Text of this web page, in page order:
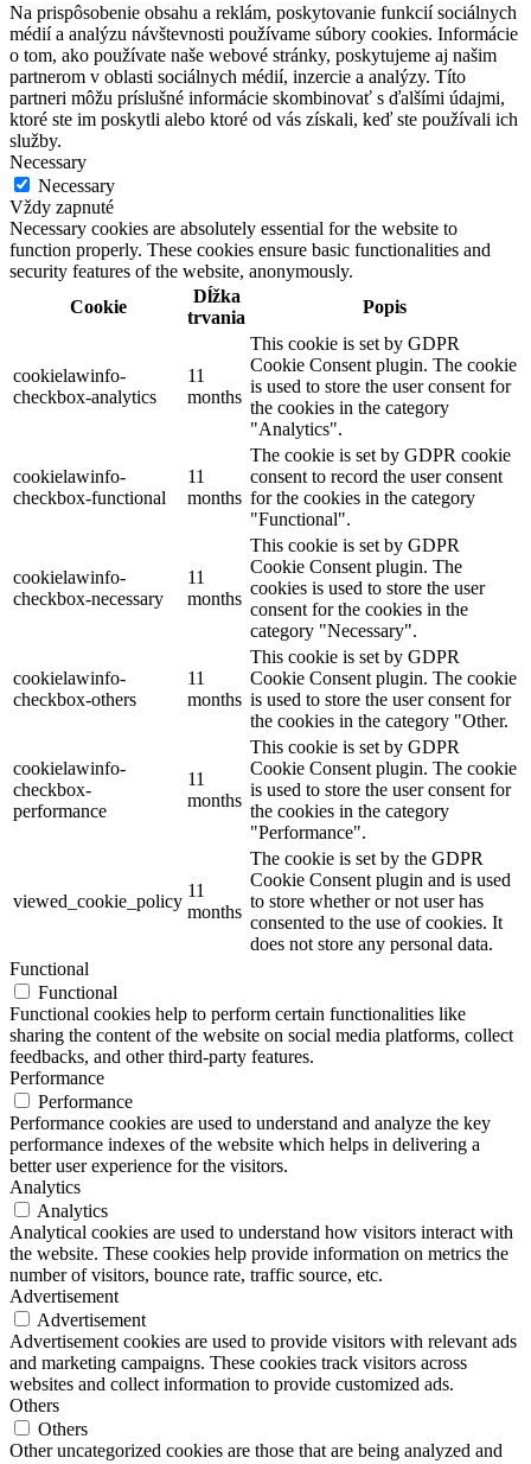
Na prispôsobenie obsahu a reklám, poskytovanie funkcií sociálnych
médií a analýzu návštevnosti používame súbory cookies. Informácie
o tom, ako používate naše webové stránky, poskytujeme aj našim
partnerom v oblasti sociálnych médií, inzercie a analýzy. Títo
partneri môžu príslušné informácie skombinovať s ďalšími údajmi,
ktoré ste im poskytli alebo ktoré od vás získali, keď ste používali ich
služby.
Necessary
Necessary
Vždy zapnuté
Necessary cookies are absolutely essential for the website to
function properly. These cookies ensure basic functionalities and
security features of the website, anonymously.
Cookie
Dĺžka
trvania
Popis
cookielawinfo-
checkbox-analytics
11
months
This cookie is set by GDPR
Cookie Consent plugin. The cookie
is used to store the user consent for
the cookies in the category
"Analytics".
cookielawinfo-
checkbox-functional
11
months
The cookie is set by GDPR cookie
consent to record the user consent
for the cookies in the category
"Functional".
cookielawinfo-
checkbox-necessary
11
months
This cookie is set by GDPR
Cookie Consent plugin. The
cookies is used to store the user
consent for the cookies in the
category "Necessary".
cookielawinfo-
checkbox-others
11
months
This cookie is set by GDPR
Cookie Consent plugin. The cookie
is used to store the user consent for
the cookies in the category "Other.
cookielawinfo-
checkbox-
performance
11
months
This cookie is set by GDPR
Cookie Consent plugin. The cookie
is used to store the user consent for
the cookies in the category
"Performance".
viewed_cookie_policy
11
months
The cookie is set by the GDPR
Cookie Consent plugin and is used
to store whether or not user has
consented to the use of cookies. It
does not store any personal data.
Functional
Functional
Functional cookies help to perform certain functionalities like
sharing the content of the website on social media platforms, collect
feedbacks, and other third-party features.
Performance
Performance
Performance cookies are used to understand and analyze the key
performance indexes of the website which helps in delivering a
better user experience for the visitors.
Analytics
Analytics
Analytical cookies are used to understand how visitors interact with
the website. These cookies help provide information on metrics the
number of visitors, bounce rate, traffic source, etc.
Advertisement
Advertisement
Advertisement cookies are used to provide visitors with relevant ads
and marketing campaigns. These cookies track visitors across
websites and collect information to provide customized ads.
Others
Others
Other uncategorized cookies are those that are being analyzed and